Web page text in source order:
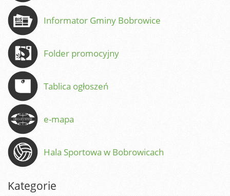
Informator Gminy Bobrowice
Folder promocyjny
Tablica ogłoszeń
e-mapa
Hala Sportowa w Bobrowicach
Kategorie